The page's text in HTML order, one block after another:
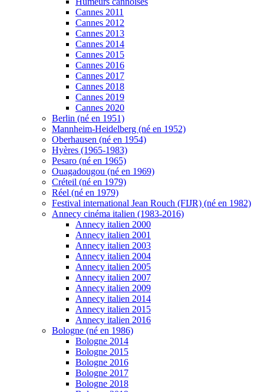
Cannes 2011
Cannes 2012
Cannes 2013
Cannes 2014
Cannes 2015
Cannes 2016
Cannes 2017
Cannes 2018
Cannes 2019
Cannes 2020
Berlin (né en 1951)
Mannheim-Heidelberg (né en 1952)
Oberhausen (né en 1954)
Hyères (1965-1983)
Pesaro (né en 1965)
Ouagadougou (né en 1969)
Créteil (né en 1979)
Réel (né en 1979)
Festival international Jean Rouch (FIJR) (né en 1982)
Annecy cinéma italien (1983-2016)
Annecy italien 2000
Annecy italien 2001
Annecy italien 2003
Annecy italien 2004
Annecy italien 2005
Annecy italien 2007
Annecy italien 2009
Annecy italien 2014
Annecy italien 2015
Annecy italien 2016
Bologne (né en 1986)
Bologne 2014
Bologne 2015
Bologne 2016
Bologne 2017
Bologne 2018